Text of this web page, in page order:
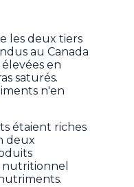
les deux tiers
au Canada
en
saturés.
n'en
étaient riches
deux